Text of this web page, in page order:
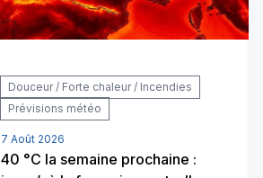
Douceur / Forte chaleur / Incendies
Prévisions météo
7 Août 2026
40 °C la semaine prochaine :